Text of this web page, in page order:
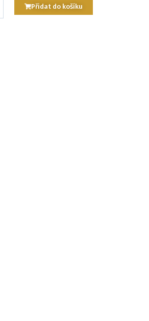
Přidat do košíku